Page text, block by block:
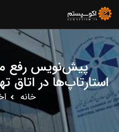
پیش‌نویس رفع
استارتاپ‌ها در اتاق
خانه